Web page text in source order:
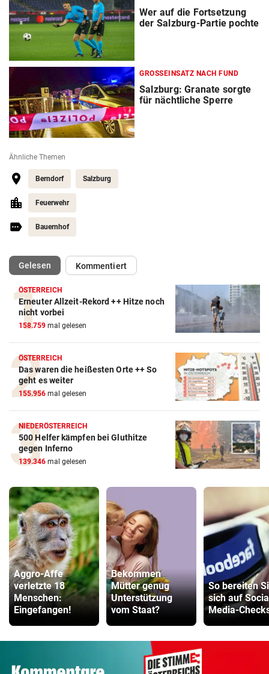
Wer auf die Fortsetzung
der Salzburg-Partie pochte
GROSSEINSATZ NACH FUND
Salzburg: Granate sorgte
für nächtliche Sperre
Ähnliche Themen
Berndorf Salzburg
Feuerwehr
Bauernhof
Gelesen(ausgewählt)Kommentiert
ÖSTERREICH
Erneuter Allzeit-Rekord ++ Hitze noch
nicht vorbei
158.759 mal gelesen
ÖSTERREICH
Das waren die heißesten Orte ++ So
geht es weiter
155.956 mal gelesen
NIEDERÖSTERREICH
500 Helfer kämpfen bei Gluthitze
gegen Inferno
139.346 mal gelesen
Aggro-Affe
verletzte 18
Menschen:
Eingefangen!
Bekommen
Mütter genug
Unterstützung
vom Staat?
So bereiten
sich auf
Media-